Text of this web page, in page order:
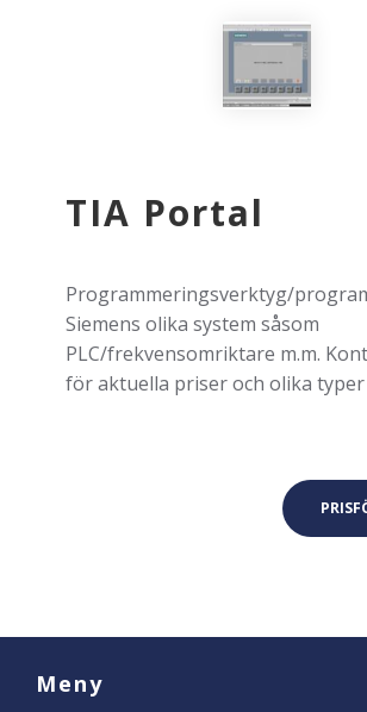
TIA Portal
Programmeringsverktyg/
Siemens olika system såsom
PLC/frekvensomriktare m.m.
för aktuella priser och olika typer
Meny